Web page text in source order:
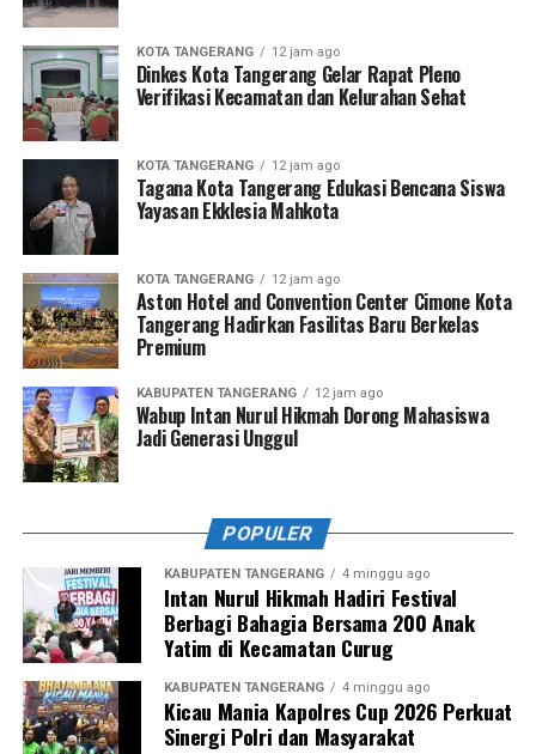
KOTA TANGERANG 12 jam ago
Dinkes Kota Tangerang Gelar Rapat Pleno
Verifikasi Kecamatan dan Kelurahan Sehat
KOTA TANGERANG 12 jam ago
Tagana Kota Tangerang Edukasi Bencana Siswa
Yayasan Ekklesia Mahkota
KOTA TANGERANG 12 jam ago
Aston Hotel and Convention Center Cimone Kota
Tangerang Hadirkan Fasilitas Baru Berkelas
Premium
KABUPATEN TANGERANG 12 jam ago
Wabup Intan Nurul Hikmah Dorong Mahasiswa
Jadi Generasi Unggul
POPULER
KABUPATEN TANGERANG 4 minggu ago
Intan Nurul Hikmah Hadiri Festival
Berbagi Bahagia Bersama 200 Anak
Yatim di Kecamatan Curug
KABUPATEN TANGERANG 4 minggu ago
Kicau Mania Kapolres Cup 2026 Perkuat
Sinergi Polri dan Masyarakat